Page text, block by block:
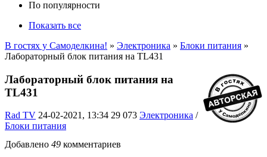
По популярности
Показать все
В гостях у Самоделкина! » Электроника » Блоки питания »
Лабораторный блок питания на TL431
Лабораторный блок питания на
TL431
Rad TV 24-02-2021, 13:34 29 073 Электроника /
Блоки питания
Добавлено 49 комментариев